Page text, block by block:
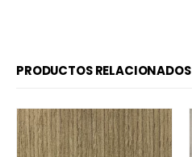
PRODUCTOS RELACIONADOS